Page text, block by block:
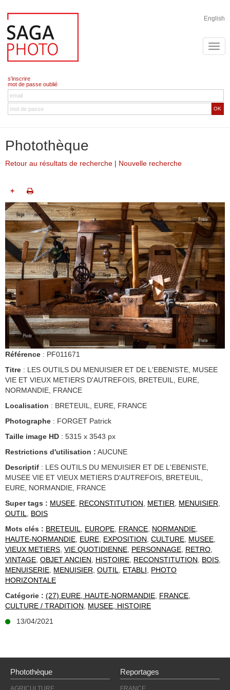
English
s'inscrire
mot de passe oublié
OK
Photothèque
Retour au résultats de recherche | Nouvelle recherche
+
Référence : PF011671
Titre : LES OUTILS DU MENUISIER ET DE L'EBENISTE, MUSEE
VIE ET VIEUX METIERS D'AUTREFOIS, BRETEUIL, EURE,
NORMANDIE, FRANCE
Localisation : BRETEUIL, EURE, FRANCE
Photographe : FORGET Patrick
Taille image HD : 5315 x 3543 px
Restrictions d'utilisation : AUCUNE
Descriptif : LES OUTILS DU MENUISIER ET DE L'EBENISTE,
MUSEE VIE ET VIEUX METIERS D'AUTREFOIS, BRETEUIL,
EURE, NORMANDIE, FRANCE
Super tags : MUSEE, RECONSTITUTION, METIER, MENUISIER,
OUTIL, BOIS
Mots clés : BRETEUIL, EUROPE, FRANCE, NORMANDIE,
HAUTE-NORMANDIE, EURE, EXPOSITION, CULTURE, MUSEE,
VIEUX METIERS, VIE QUOTIDIENNE, PERSONNAGE, RETRO,
VINTAGE, OBJET ANCIEN, HISTOIRE, RECONSTITUTION, BOIS,
MENUISERIE, MENUISIER, OUTIL, ETABLI, PHOTO
HORIZONTALE
Catégorie : (27) EURE, HAUTE-NORMANDIE, FRANCE,
CULTURE / TRADITION, MUSEE, HISTOIRE
13/04/2021
Photothèque Reportages